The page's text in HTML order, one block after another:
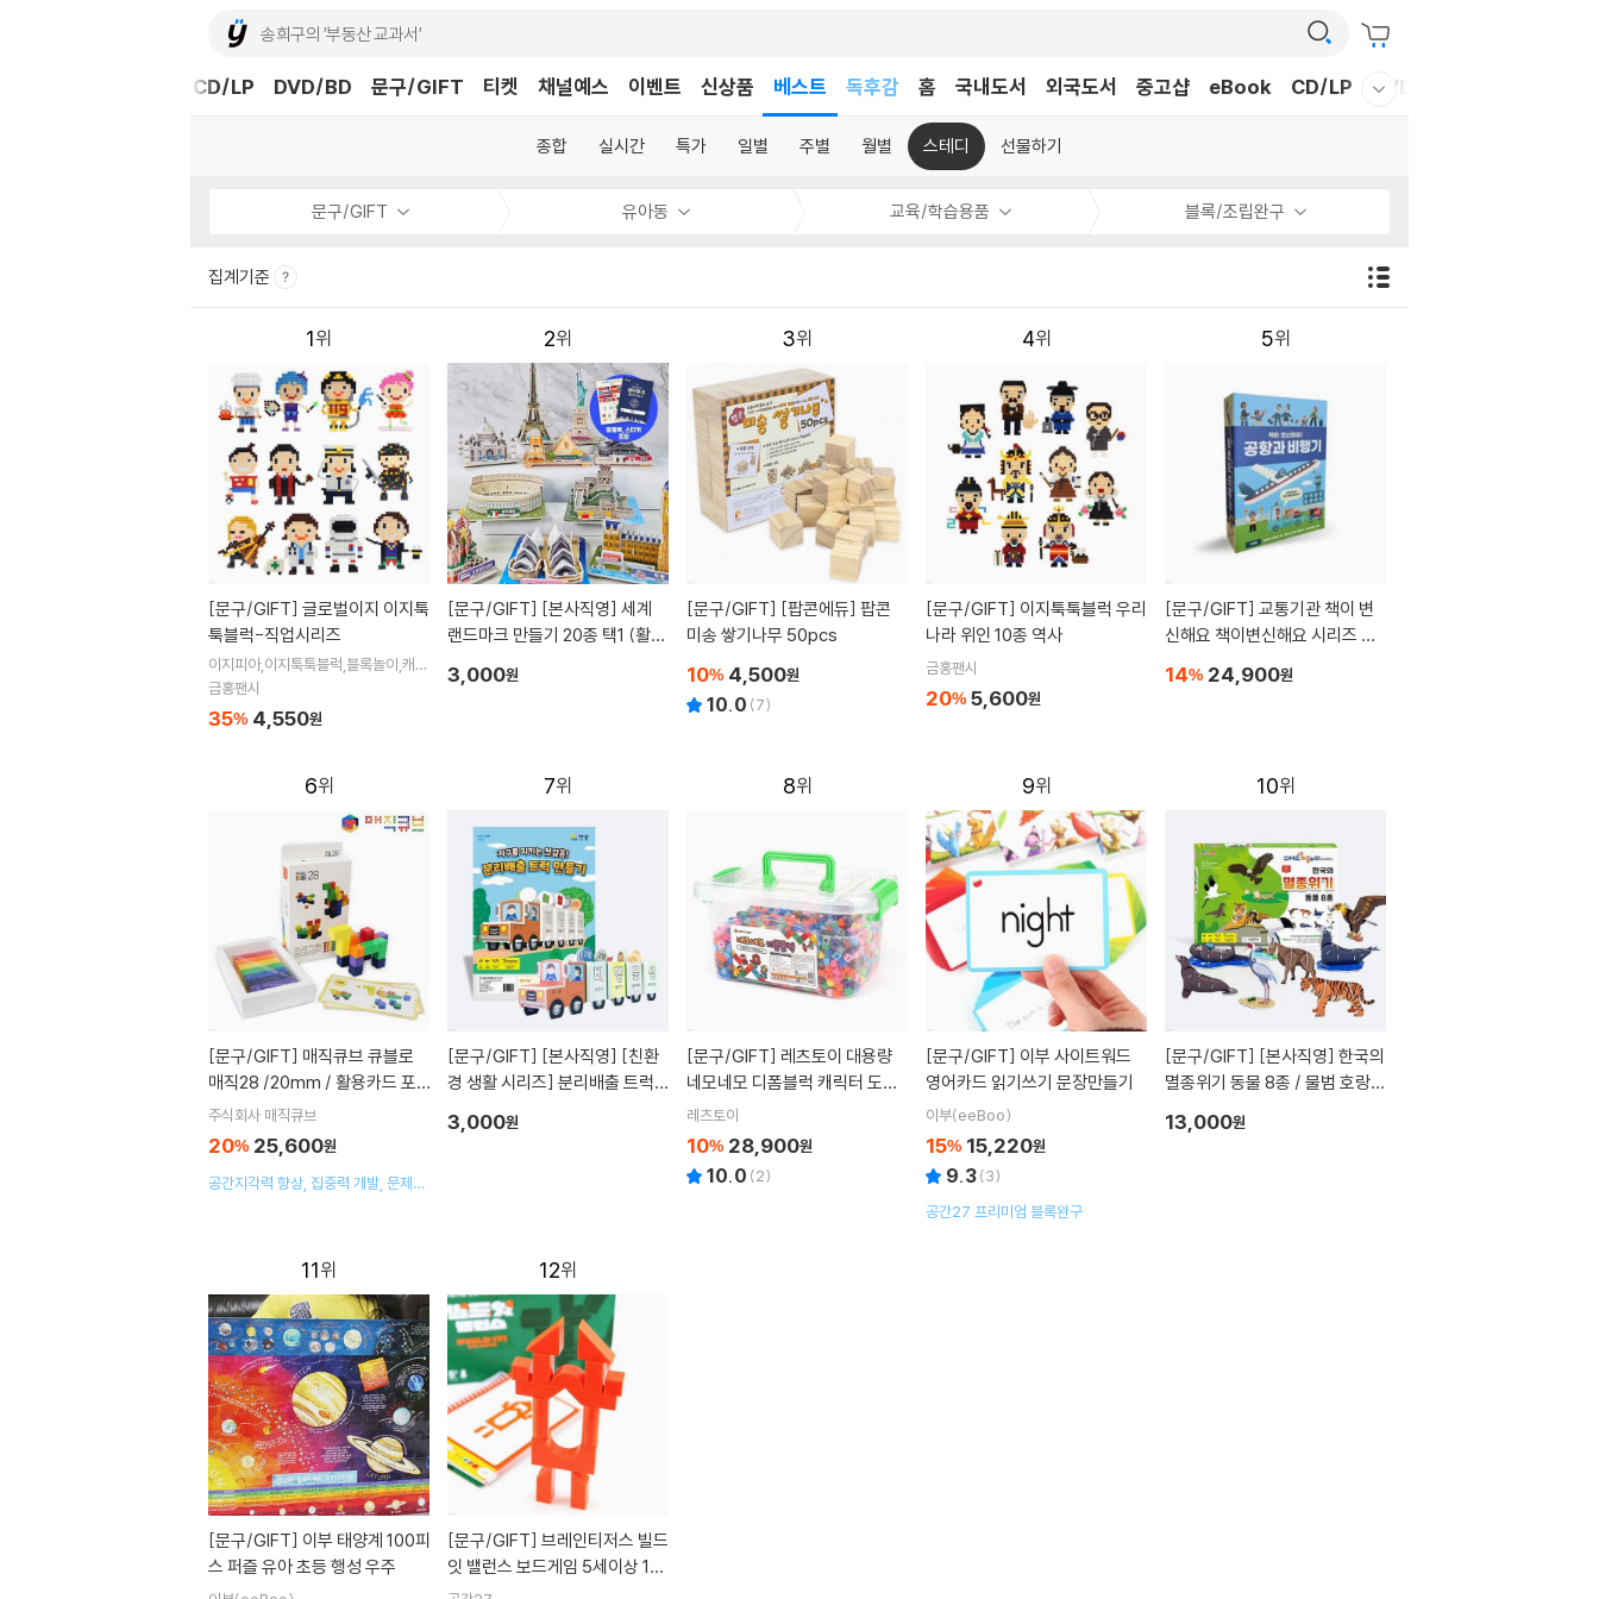
채널예스 이벤트 신상품 베스트
독후감
홈 국내도서 외국도서 중고샵 eBook CD/LP DVD/BD
CD/LP DVD/BD 문구/GIFT 티켓
종합 실시간 특가 일별 주별 월별 스테디 선물하기
문구/GIFT 유아동 교육/학습용품 블록/조립완구
집계기준
1
[문구/GIFT]
툭블럭-직업시리즈
이지피아,이지툭툭블럭,블록놀이,캐릭
터블록,교육용품,학습용품
금홍팬시
35% 4,550원
2
[문구/GIFT]
랜드마크 만들기 20종 택1 (활동
3,000원
3
[문구/GIFT]
미송 쌓기나무 50pcs
10% 4,500원
10.0 (7)
4
[문구/GIFT]
나라 위인 10종 역사
금홍팬시
20% 5,600원
5
[문구/GIFT]
신해요 책이변신해요 시리즈 공
14% 24,900원
6
[문구/GIFT]
매직28 /20mm / 활용카드 포
함 / 자석블록 매직큐브 28pcs
주식회사 매직큐브
20% 25,600원
공간지각력 향상, 집중력 개발, 문제해
7
[문구/GIFT]
경 생활 시리즈] 분리배출 트럭
포함 / 수업자료 무료제공)
3,000원
8
[문구/GIFT]
네모네모 디폼블럭 캐릭터 도안
8mm 만들기 세트
레츠토이
10% 28,900원
10.0 (2)
9
[문구/GIFT]
영어카드 읽기쓰기 문장만들기
이부(eeBoo)
15% 15,220원
9.3(3)
공간27 프리미엄 블록완구
10
[문구/GIFT]
멸종위기 동물 8종 / 물범 호랑이
13,000원
11
[문구/GIFT]
스 퍼즐 유아 초등 행성 우주
12
[문구/GIFT]
잇 밸런스 보드게임 5세이상 1인
균형